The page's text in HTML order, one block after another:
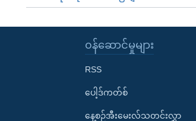
၀န်ဆောင်မှုများ
RSS
ပေါ့ဒ်ကတ်စ်
နေ့စဉ်အီးမေးလ်သတင်းလွှာ